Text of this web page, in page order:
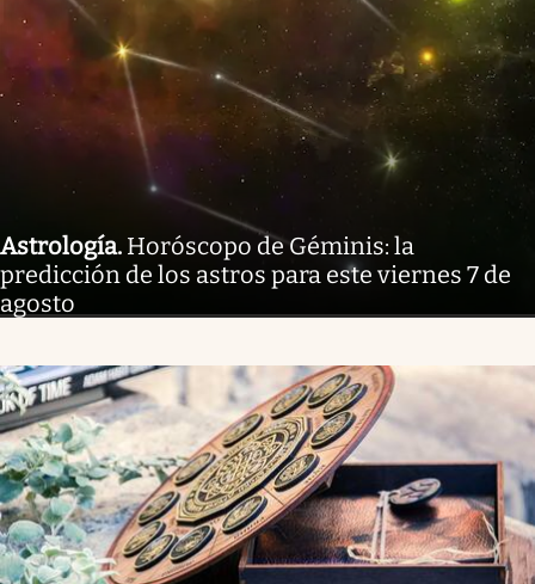
Astrología. Horóscopo de Géminis: la
predicción de los astros para este viernes 7 de
agosto